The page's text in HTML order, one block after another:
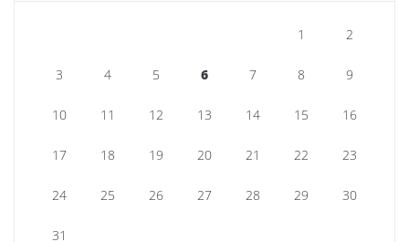
1 2
3 4 5 6 7 8 9
10 11 12 13 14 15 16
17 18 19 20 21 22 23
24 25 26 27 28 29 30
31